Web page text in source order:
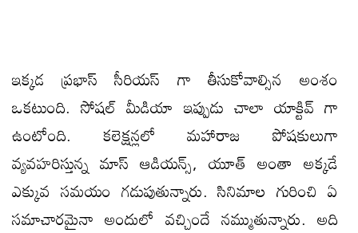
ఇక్కడ ప్రభాస్ సీరియస్ గా తీసుకోవాల్సిన అంశం
ఒకటుంది. సోషల్ మీడియా ఇప్పుడు చాలా యాక్టివ్ గా
ఉంటోంది. కలెక్షన్లలో మహారాజ పోషకులుగా
వ్యవహరిస్తున్న మాస్ ఆడియన్స్, యూత్ అంతా అక్కడే
ఎక్కువ సమయం గడుపుతున్నారు. సినిమాల గురించి ఏ
సమాచారమైనా అందులో వచ్చిందే నమ్ముతున్నారు. అది